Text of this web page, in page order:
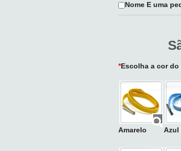
Nome E uma
*Escolha a cor
Amarelo Azul